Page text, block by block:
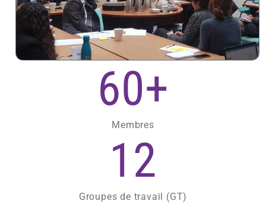
60+
Membres
12
Groupes de travail (GT)